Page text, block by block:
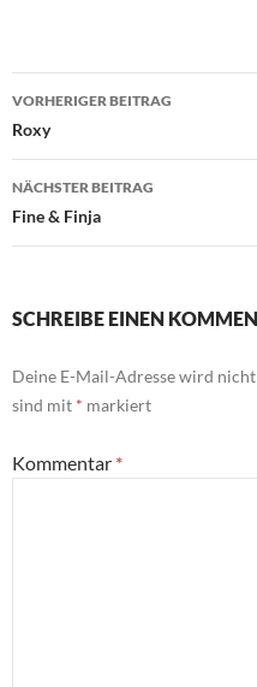
Beitragsnavigation
VORHERIGER BEITRAG
Roxy
NÄCHSTER BEITRAG
Fine & Finja
SCHREIBE EINEN
Deine E-Mail-Adresse wird
sind mit * markiert
Kommentar *